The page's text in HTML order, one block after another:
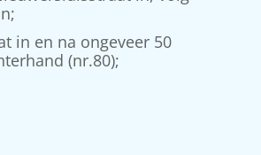
in en na ongeveer 50
(nr.80);